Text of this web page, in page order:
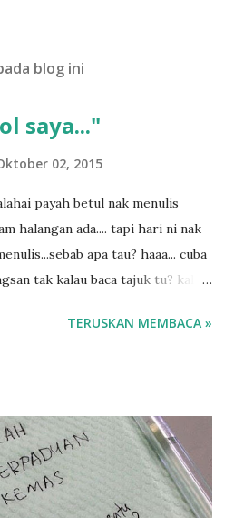
blog ini
saya..."
02, 2015
payah betul nak menulis
halangan ada.... tapi hari ni nak
apa tau? haaa... cuba
tak kalau baca tajuk tu? kalau
ANAK AKU ....adoiiii
singgah Giant beli barang
dalam kereta tu biasalah kan
anak-anak jalan sampai masuk
anak 4 macam kami ni bahagi-
TERUSKAN MEMBACA »